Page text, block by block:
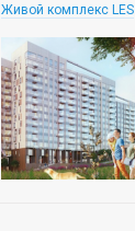
Живой комплекс LES